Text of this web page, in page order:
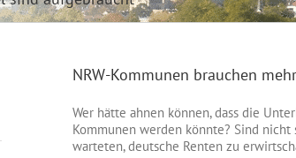
NRW-Kommunen brauchen
Wer hätte ahnen können, dass die
Kommunen werden könnte? Sind
warteten, deutsche Renten zu